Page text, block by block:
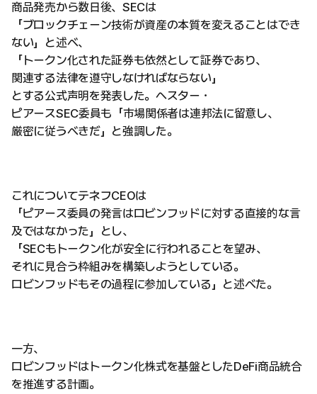
商品発売から数日後、SECは
「ブロックチェーン技術が資産の本質を変えることはでき
ない」と述べ、
「トークン化された証券も依然として証券であり、
関連する法律を遵守しなければならない」
とする公式声明を発表した。ヘスター・
ピアースSEC委員も「市場関係者は連邦法に留意し、
厳密に従うべきだ」と強調した。
これについてテネフCEOは
「ピアース委員の発言はロビンフッドに対する直接的な言
及ではなかった」とし、
「SECもトークン化が安全に行われることを望み、
それに見合う枠組みを構築しようとしている。
ロビンフッドもその過程に参加している」と述べた。
一方、
ロビンフッドはトークン化株式を基盤としたDeFi商品統合
を推進する計画。